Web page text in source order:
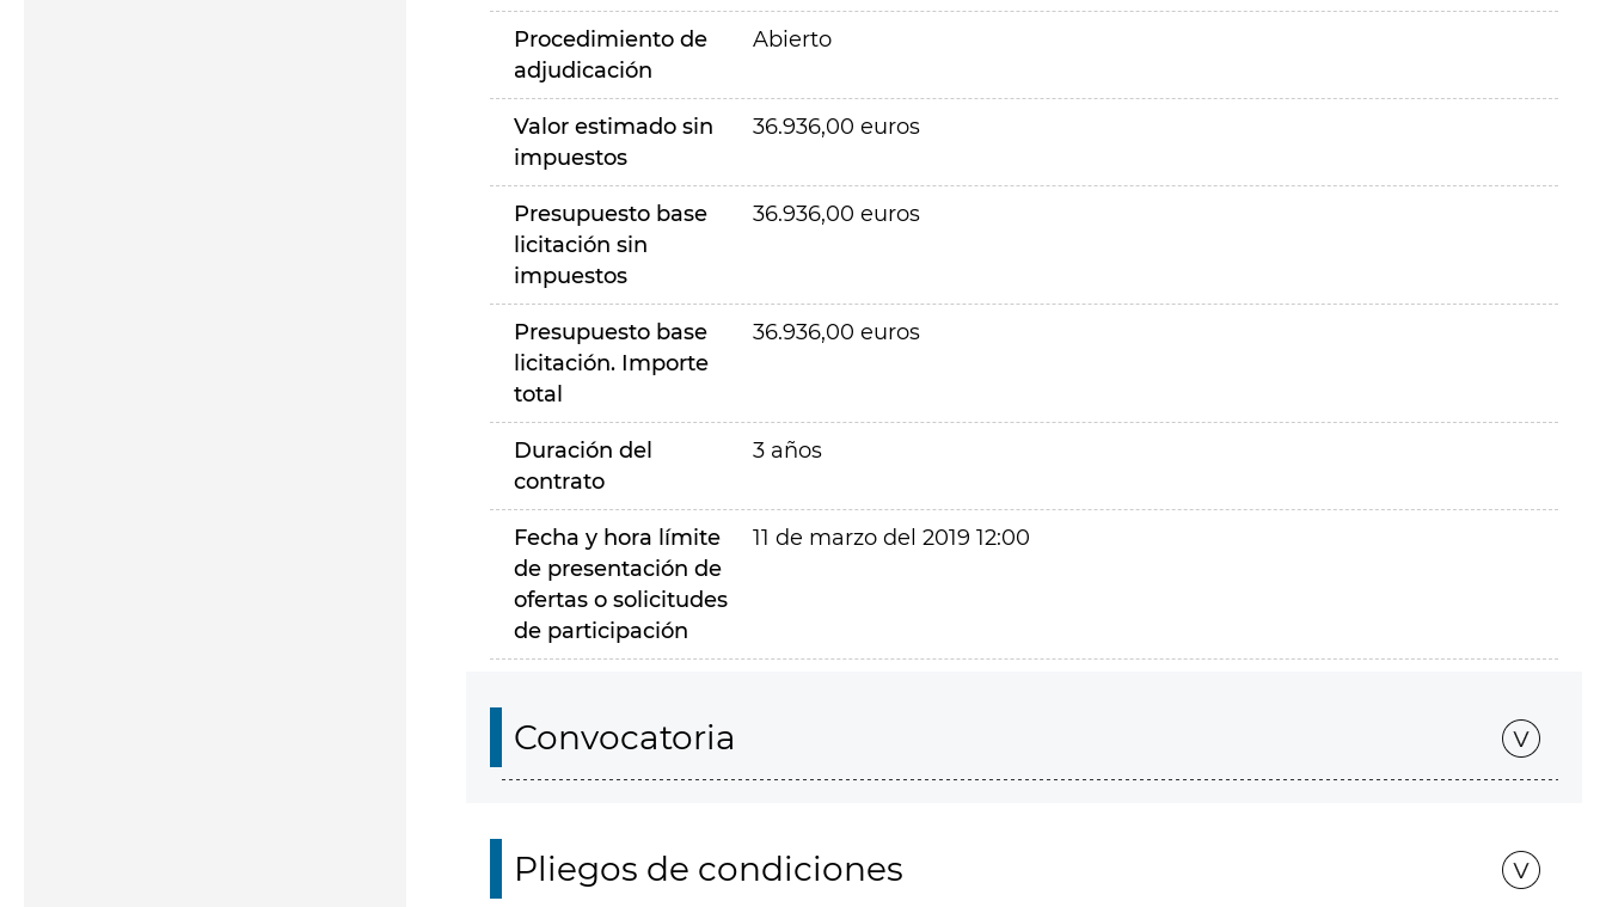
Procedimiento de
adjudicación
Abierto
Valor estimado sin
impuestos
36.936,00 euros
Presupuesto base
licitación sin
impuestos
36.936,00 euros
Presupuesto base
licitación. Importe
total
36.936,00 euros
Duración del
contrato
3 años
Fecha y hora límite
de presentación de
ofertas o solicitudes
de participación
11 de marzo del 2019 12:00
Convocatoria
Pliegos de condiciones